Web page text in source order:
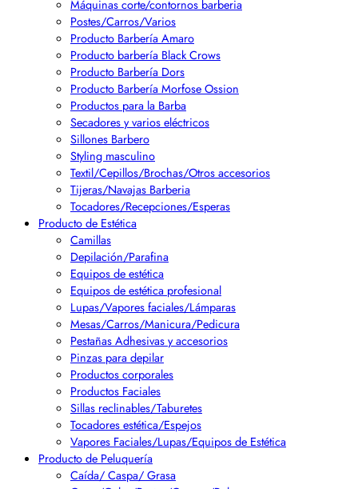
Máquinas corte/contornos barberia
Postes/Carros/Varios
Producto Barbería Amaro
Producto barbería Black Crows
Producto Barbería Dors
Producto Barbería Morfose Ossion
Productos para la Barba
Secadores y varios eléctricos
Sillones Barbero
Styling masculino
Textil/Cepillos/Brochas/Otros accesorios
Tijeras/Navajas Barberia
Tocadores/Recepciones/Esperas
Producto de Estética
Camillas
Depilación/Parafina
Equipos de estética
Equipos de estética profesional
Lupas/Vapores faciales/Lámparas
Mesas/Carros/Manicura/Pedicura
Pestañas Adhesivas y accesorios
Pinzas para depilar
Productos corporales
Productos Faciales
Sillas reclinables/Taburetes
Tocadores estética/Espejos
Vapores Faciales/Lupas/Equipos de Estética
Producto de Peluquería
Caída/ Caspa/ Grasa